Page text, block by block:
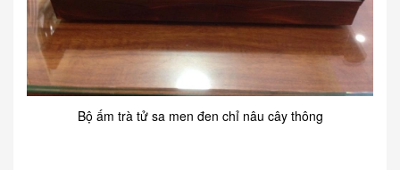
Bộ ấm trà tử sa men đen chỉ nâu cây thông